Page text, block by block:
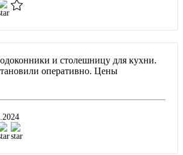
и столешницу для кухни.
оперативно. Цены